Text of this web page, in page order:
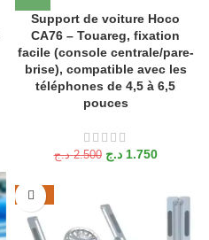
Support de voiture Hoco
CA76 – Touareg, fixation
facile (console centrale/pare-
brise), compatible avec les
téléphones de 4,5 à 6,5
pouces
2.500 د.ج 1.750 د.ج
-29%